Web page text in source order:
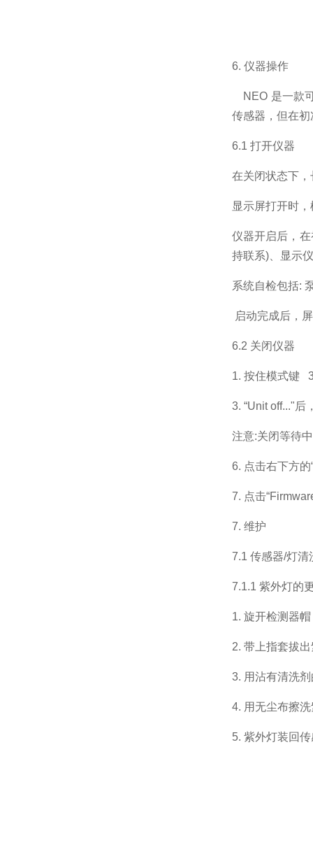
6. 仪器操作
NEO 是一款
传感器，但在
6.1 打开仪器
在关闭状态下
显示屏打开时
仪器开启后，
持联系)、显示
系统自检包括:
启动完成后，
6.2 关闭仪器
1. 按住模式键
3. “Unit off..."后
注意:关闭等待
6. 点击右下方
7. 点击
7. 维护
7.1 传感器/灯清
7.1.1 紫外灯的
1. 旋开检测器
2. 带上指套拔
3. 用沾有清洗
4. 用无尘布擦
5. 紫外灯装回